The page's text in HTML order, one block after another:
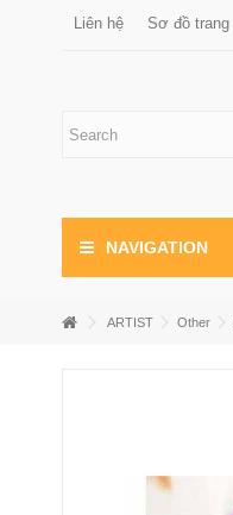
Liên hệ Sơ đồ trang
NAVIGATION
ARTIST Other